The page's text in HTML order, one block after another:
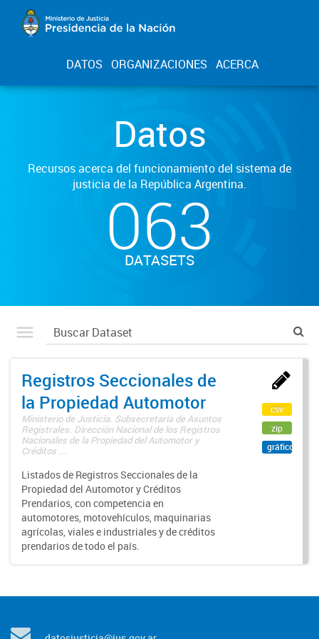
DATOS ORGANIZACIONES ACERCA
Datos
Recursos acerca del funcionamiento del sistema de
justicia de la República Argentina.
063
DATASETS
Registros Seccionales de
la Propiedad Automotor
Ministerio de Justicia. Subsecretaría de Asuntos
Registrales. Dirección Nacional de los Registros
Nacionales de la Propiedad del Automotor y
Créditos ...
Listados de Registros Seccionales de la
Propiedad del Automotor y Créditos
Prendarios, con competencia en
automotores, motovehículos, maquinarias
agrícolas, viales e industriales y de créditos
prendarios de todo el país.
csv
zip
gráfico